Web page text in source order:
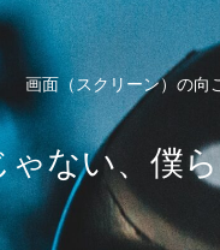
画面（スクリーン）の向
ゃない、僕